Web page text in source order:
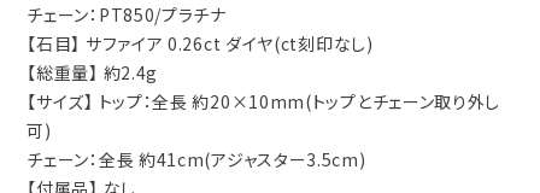
チェーン：PT850/プラチナ
【石目】 サファイア 0.26ct ダイヤ(ct刻印なし)
【総重量】 約2.4g
【サイズ】 トップ：全長 約20×10mm(トップとチェーン取り外し
可)
チェーン：全長 約41cm(アジャスター3.5cm)
【付属品】 なし